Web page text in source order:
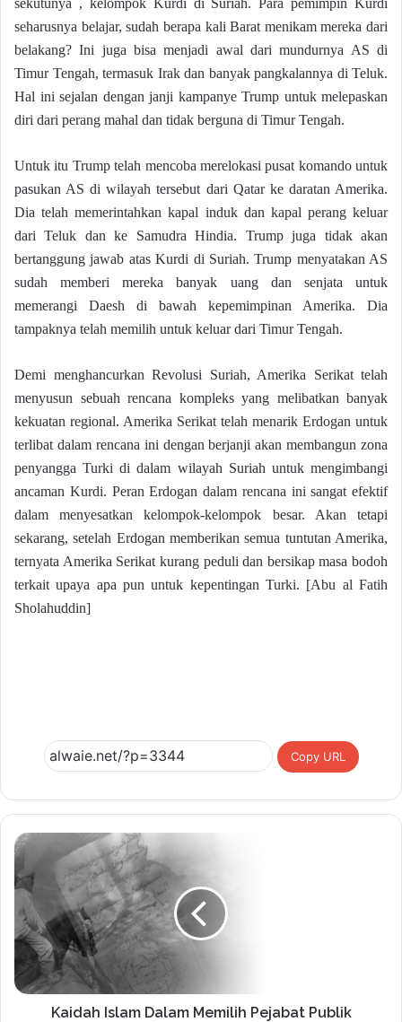
seharusnya belajar, sudah berapa kali Barat menikam mereka dari
belakang? Ini juga bisa menjadi awal dari mundurnya AS di
Timur Tengah, termasuk Irak dan banyak pangkalannya di Teluk.
Hal ini sejalan dengan janji kampanye Trump untuk melepaskan
diri dari perang mahal dan tidak berguna di Timur Tengah.
Untuk itu Trump telah mencoba merelokasi pusat komando untuk
pasukan AS di wilayah tersebut dari Qatar ke daratan Amerika.
Dia telah memerintahkan kapal induk dan kapal perang keluar
dari Teluk dan ke Samudra Hindia. Trump juga tidak akan
bertanggung jawab atas Kurdi di Suriah. Trump menyatakan AS
sudah memberi mereka banyak uang dan senjata untuk
memerangi Daesh di bawah kepemimpinan Amerika. Dia
tampaknya telah memilih untuk keluar dari Timur Tengah.
Demi menghancurkan Revolusi Suriah, Amerika Serikat telah
menyusun sebuah rencana kompleks yang melibatkan banyak
kekuatan regional. Amerika Serikat telah menarik Erdogan untuk
terlibat dalam rencana ini dengan berjanji akan membangun zona
penyangga Turki di dalam wilayah Suriah untuk mengimbangi
ancaman Kurdi. Peran Erdogan dalam rencana ini sangat efektif
dalam menyesatkan kelompok-kelompok besar. Akan tetapi
sekarang, setelah Erdogan memberikan semua tuntutan Amerika,
ternyata Amerika Serikat kurang peduli dan bersikap masa bodoh
terkait upaya apa pun untuk kepentingan Turki. [Abu al Fatih
Sholahuddin]
Copy URL
Kaidah Islam Dalam Memilih Pejabat Publik